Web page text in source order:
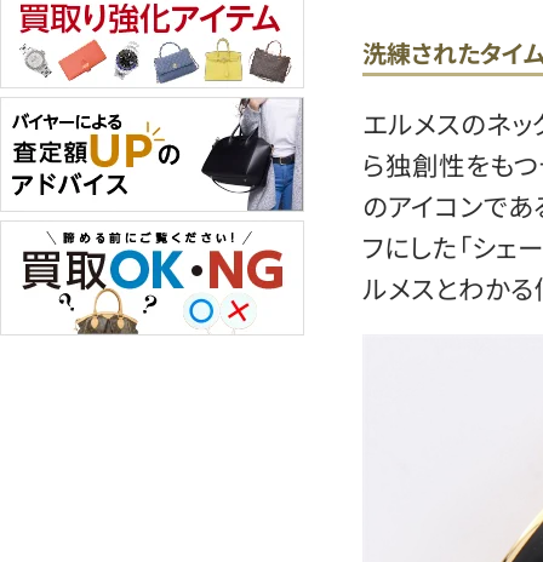
洗練されたタイ
エルメスのネッ
ら独創性をも
のアイコンであ
フにした「シェ
ルメスとわかる